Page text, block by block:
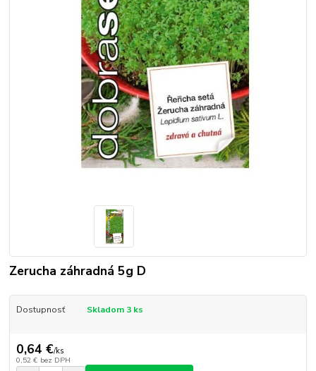
Zerucha záhradná 5g D
Dostupnosť Skladom 3 ks
0,64 €/ks
0,52 € bez DPH